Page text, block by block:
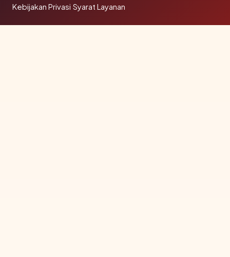
Kebijakan Privasi·Syarat Layanan